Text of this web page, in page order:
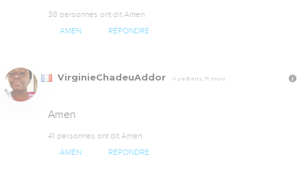
38 personnes ont dit Amen
AMEN RÉPONDRE
VirginieChadeuAddor Il y a 8 ans, 11 mois
Amen
41 personnes ont dit Amen
AMEN RÉPONDRE